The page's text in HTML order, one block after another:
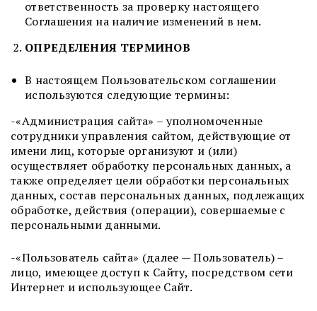
ответственность за проверку настоящего
Соглашения на наличие изменений в нем.
ОПРЕДЕЛЕНИЯ ТЕРМИНОВ
В настоящем Пользовательском соглашении
используются следующие термины:
-«Администрация сайта» – уполномоченные
сотрудники управления сайтом, действующие от
имени лиц, которые организуют и (или)
осуществляет обработку персональных данных, а
также определяет цели обработки персональных
данных, состав персональных данных, подлежащих
обработке, действия (операции), совершаемые с
персональными данными.
-«Пользователь сайта» (далее — Пользователь) –
лицо, имеющее доступ к Сайту, посредством сети
Интернет и использующее Сайт.